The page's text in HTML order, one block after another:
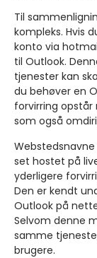
Til
kompleks. Hvis
konto via
til Outlook.
tjenester kan
du behøver en
forvirring opstår
som også
set hostet på
yderligere
Den er kendt
Outlook på
Selvom denne
samme
brugere.